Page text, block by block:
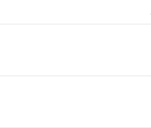
سطح پایین باتری و چراغ سفید